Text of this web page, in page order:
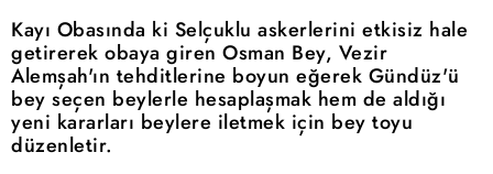
Kayı Obasında ki Selçuklu askerlerini etkisiz hale
getirerek obaya giren Osman Bey, Vezir
Alemşah'ın tehditlerine boyun eğerek Gündüz'ü
bey seçen beylerle hesaplaşmak hem de aldığı
yeni kararları beylere iletmek için bey toyu
düzenletir.